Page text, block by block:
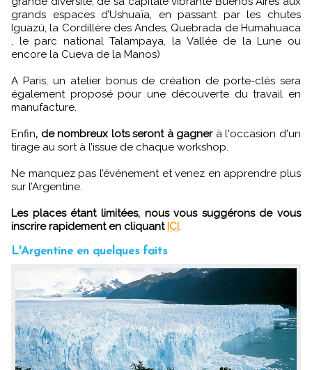
grands espaces d’Ushuaïa, en passant par les chutes
Iguazú, la Cordillère des Andes, Quebrada de Humahuaca
, le parc national Talampaya, la Vallée de la Lune ou
encore la Cueva de la Manos)
A Paris, un atelier bonus de création de porte-clés sera
également proposé pour une découverte du travail en
manufacture.
Enfin, de nombreux lots seront à gagner à l'occasion d'un
tirage au sort à l’issue de chaque workshop.
Ne manquez pas l’événement et venez en apprendre plus
sur l’Argentine.
Les places étant limitées, nous vous suggérons de vous
inscrire rapidement en cliquant ICI.
L'Argentine en quelques faits